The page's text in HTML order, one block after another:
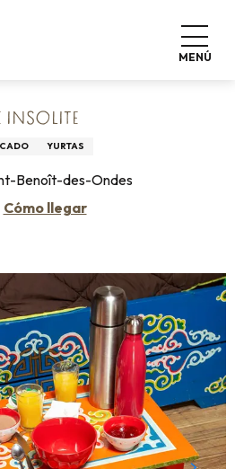
MENÚ
Campings
YURTAS
Benoît-des-Ondes
Cómo llegar
favoris